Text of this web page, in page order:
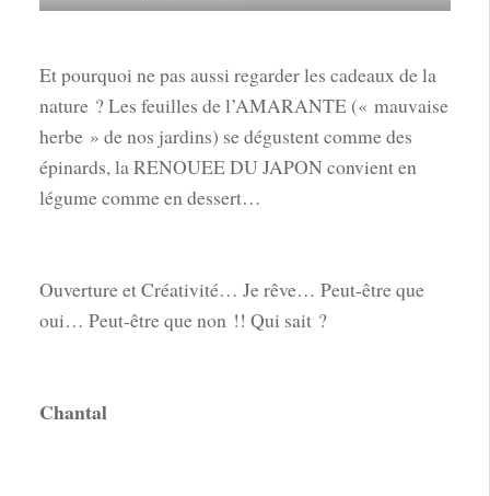
Et pourquoi ne pas aussi regarder les cadeaux de la
nature ? Les feuilles de l’AMARANTE (« mauvaise
herbe » de nos jardins) se dégustent comme des
épinards, la RENOUEE DU JAPON convient en
légume comme en dessert…
Ouverture et Créativité… Je rêve… Peut-être que
oui… Peut-être que non !! Qui sait ?
Chantal